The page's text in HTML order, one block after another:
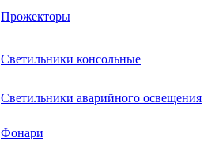
Прожекторы
Светильники консольные
Светильники аварийного освещения
Фонари